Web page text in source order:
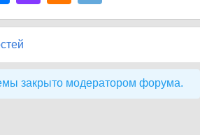
закрыто модератором форума.